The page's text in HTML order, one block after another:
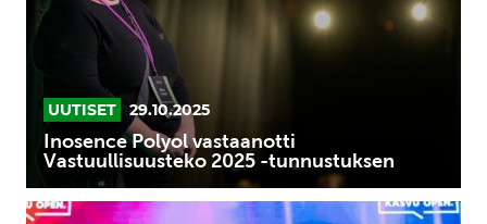
tunnustuksen
UUTISET 29.10.2025
Inosence Polyol vastaanotti
Vastuullisuusteko 2025 -tunnustuksen
Vuoden